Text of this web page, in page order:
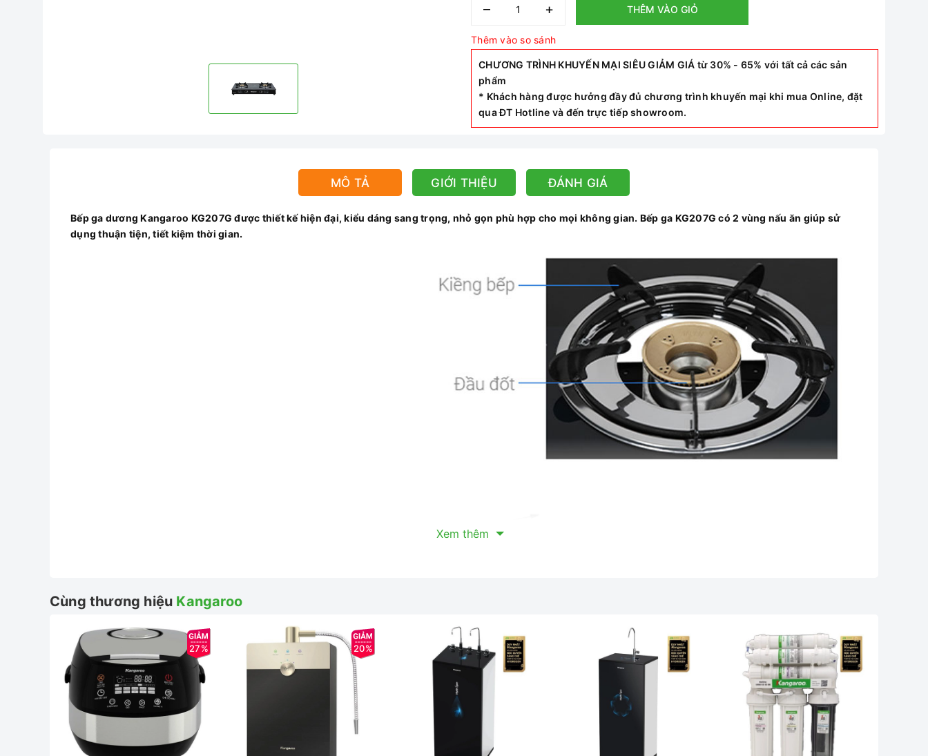
– + THÊM VÀO GIỎ
Thêm vào so sánh
CHƯƠNG TRÌNH KHUYẾN MẠI SIÊU GIẢM GIÁ từ 30% - 65% với tất cả các sản
phẩm
* Khách hàng được hưởng đầy đủ chương trình khuyến mại khi mua Online, đặt
qua ĐT Hotline và đến trực tiếp showroom.
MÔ TẢ GIỚI THIỆU ĐÁNH GIÁ
Bếp ga dương Kangaroo KG207G được thiết kế hiện đại, kiểu dáng sang trọng, nhỏ gọn phù hợp cho mọi không gian. Bếp ga KG207G có 2 vùng nấu ăn giúp sử
dụng thuận tiện, tiết kiệm thời gian.
Xem thêm
Cùng thương hiệu Kangaroo
27% 20%